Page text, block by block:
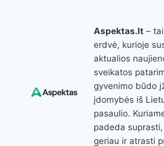
AUGALĄ,
SIMPTOMAI
PIRMOJI
PAGALBA
Aspektas.lt –
erdvė, kurioje
aktualios
sveikatos
gyvenimo būdo
įdomybės iš
pasaulio.
padeda
geriau ir atrasti